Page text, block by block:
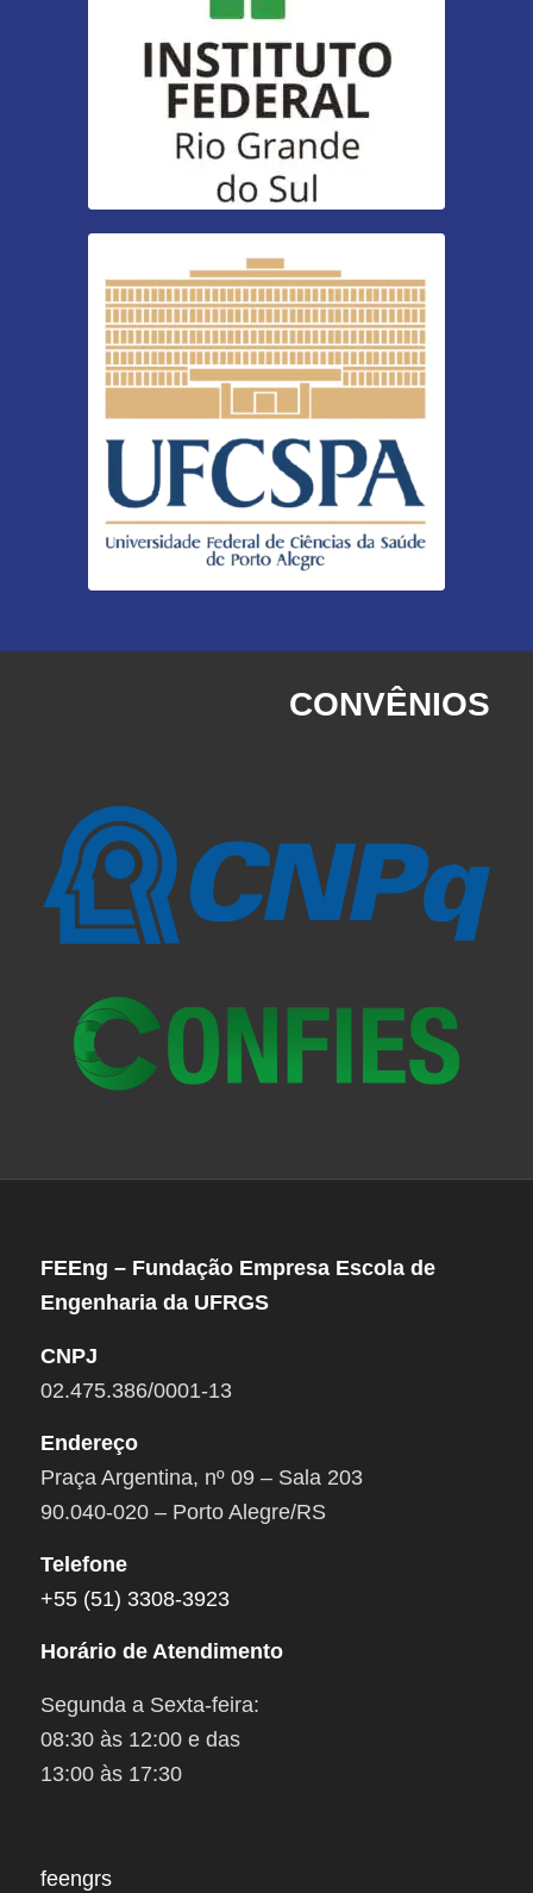
CONVÊNIOS
FEEng – Fundação Empresa Escola de
Engenharia da UFRGS
CNPJ
02.475.386/0001-13
Endereço
Praça Argentina, nº 09 – Sala 203
90.040-020 – Porto Alegre/RS
Telefone
+55 (51) 3308-3923
Horário de Atendimento
Segunda a Sexta-feira:
08:30 às 12:00 e das
13:00 às 17:30
feengrs